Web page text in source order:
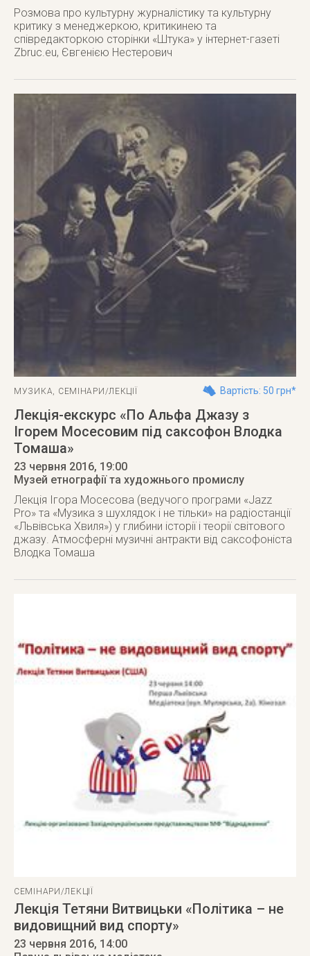
Розмова про культурну журналістику та культурну
критику з менеджеркою, критикинею та
співредакторкою сторінки «Штука» у інтернет-газеті
Zbruc.eu, Євгенією Нестерович
МУЗИКА, СЕМІНАРИ/ЛЕКЦІЇ Вартість: 50 грн*
Лекція-екскурс «По Альфа Джазу з
Ігорем Мосесовим під саксофон Влодка
Томаша»
23 червня 2016, 19:00
Музей етнографії та художнього промислу
Лекція Ігора Мосесова (ведучого програми «Jazz
Pro» та «Музика з шухлядок і не тільки» на радіостанції
«Львівська Хвиля») у глибини історії і теорії світового
джазу. Атмосферні музичні антракти від саксофоніста
Влодка Томаша
СЕМІНАРИ/ЛЕКЦІЇ
Лекція Тетяни Витвицьки «Політика – не
видовищний вид спорту»
23 червня 2016, 14:00